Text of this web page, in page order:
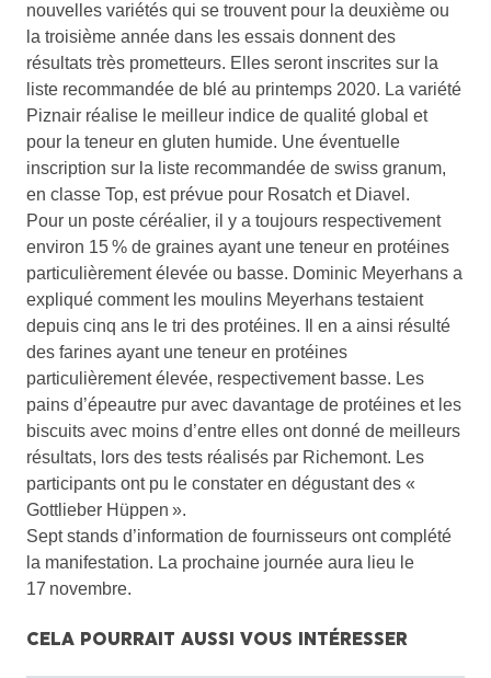
nouvelles variétés qui se trouvent pour la deuxième ou
la troisième année dans les essais donnent des
résultats très prometteurs. Elles seront inscrites sur la
liste recommandée de blé au printemps 2020. La variété
Piznair réalise le meilleur indice de qualité global et
pour la teneur en gluten humide. Une éventuelle
inscription sur la liste recommandée de swiss granum,
en classe Top, est prévue pour Rosatch et Diavel.
Pour un poste céréalier, il y a toujours respectivement
environ 15 % de graines ayant une teneur en protéines
particulièrement élevée ou basse. Dominic Meyerhans a
expliqué comment les moulins Meyerhans testaient
depuis cinq ans le tri des protéines. Il en a ainsi résulté
des farines ayant une teneur en protéines
particulièrement élevée, respectivement basse. Les
pains d’épeautre pur avec davantage de protéines et les
biscuits avec moins d’entre elles ont donné de meilleurs
résultats, lors des tests réalisés par Richemont. Les
participants ont pu le constater en dégustant des «
Gottlieber Hüppen ».
Sept stands d’information de fournisseurs ont complété
la manifestation. La prochaine journée aura lieu le
17 novembre.
CELA POURRAIT AUSSI VOUS INTÉRESSER